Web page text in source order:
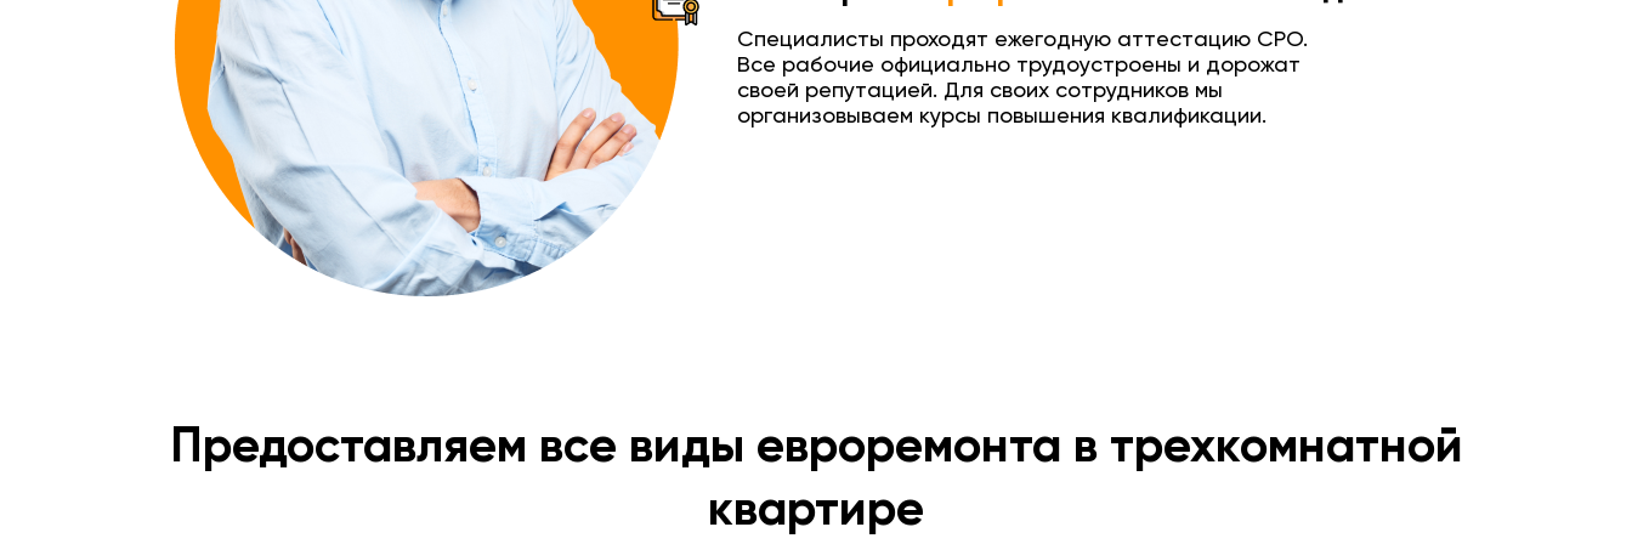
Хочу такой ремонт
Хочу такой ремонт
Специалисты проходят ежегодную аттестацию СРО.
Все рабочие официально трудоустроены и дорожат
своей репутацией. Для своих сотрудников мы
организовываем курсы повышения квалификации.
Предоставляем все виды евроремонта в трехкомнатной
квартире